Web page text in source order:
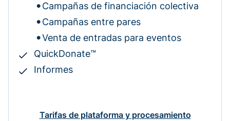
Campañas de financiación colectiva
Campañas entre pares
Venta de entradas para eventos
QuickDonate™
Informes
Tarifas de plataforma y procesamiento